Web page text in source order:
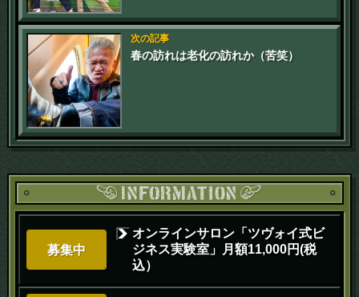
次の記事
春の訪れは老化の訪れか（苦笑）
募集中
オンラインサロン「ツヴォイ式ビ
ジネス実験室」月額11,000円(税
込）